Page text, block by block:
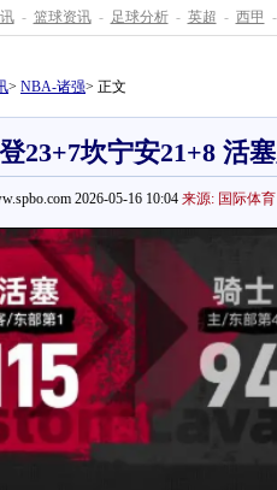
- 篮球资讯 - 足球分析 - 英超 - 西甲 -
> NBA-诸强> 正文
23+7坎宁安21+8 活
2026-05-16 10:04 来源: 国际体育